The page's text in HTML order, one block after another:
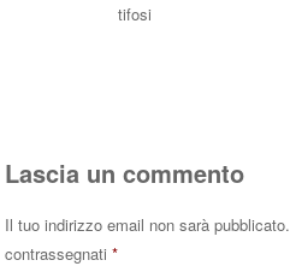
tifosi
Lascia un commento
Il tuo indirizzo email non sarà pubblicato.
contrassegnati*